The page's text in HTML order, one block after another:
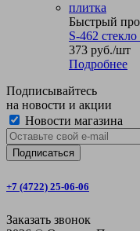
Быстрый
S-462
373 руб./шт
Подробнее
Подписывайтесь
на новости и акции
Новости магазина
+7 (4722) 25-06-06
Заказать звонок